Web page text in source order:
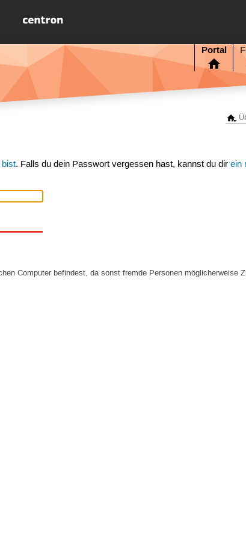
Portal
bist. Falls du dein Passwort vergessen hast, kannst du direin
Computer befindest, da sonst fremde Personen möglicherweise